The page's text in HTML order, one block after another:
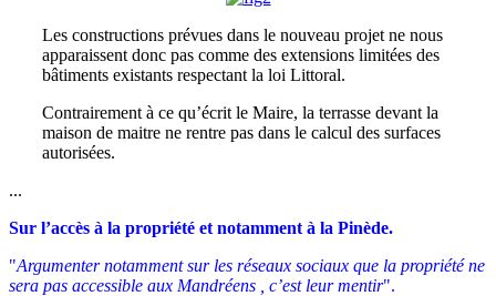
Les constructions prévues dans le nouveau projet ne nous
apparaissent donc pas comme des extensions limitées des
bâtiments existants respectant la loi Littoral.
Contrairement à ce qu’écrit le Maire, la terrasse devant la
maison de maitre ne rentre pas dans le calcul des surfaces
autorisées.
...
Sur l’accès à la propriété et notamment à la Pinède.
"Argumenter notamment sur les réseaux sociaux que la propriété ne
sera pas accessible aux Mandréens , c’est leur mentir".